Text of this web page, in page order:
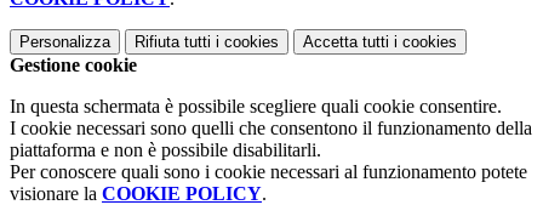
Personalizza Rifiuta tutti i cookies Accetta tutti i cookies
Gestione cookie
In questa schermata è possibile scegliere quali cookie consentire.
I cookie necessari sono quelli che consentono il funzionamento della
piattaforma e non è possibile disabilitarli.
Per conoscere quali sono i cookie necessari al funzionamento potete
visionare la COOKIE POLICY.